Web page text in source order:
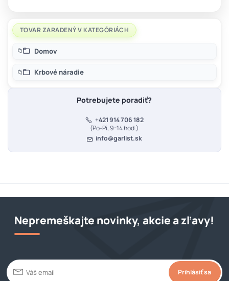
TOVAR ZARADENÝ V KATEGÓRIÁCH
Domov
Krbové náradie
Potrebujete poradiť?
+421 914 706 182
(Po-Pi, 9-14 hod.)
info@garlist.sk
Nepremeškajte novinky, akcie a zľavy!
Prihlásiť sa